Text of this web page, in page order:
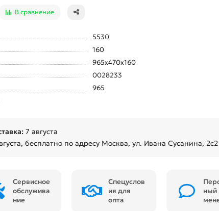
В сравнение
5530
160
965x470x160
0028233
965
7 августа
, бесплатно по адресу Москва, ул. Ивана Сусанина, 2с2
Сервисное
обслужива
ние
Спецуслов
ия для
опта
ный